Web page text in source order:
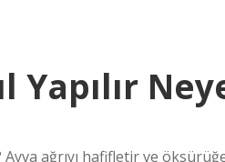
Yapılır
ağrıyı hafifletir ve